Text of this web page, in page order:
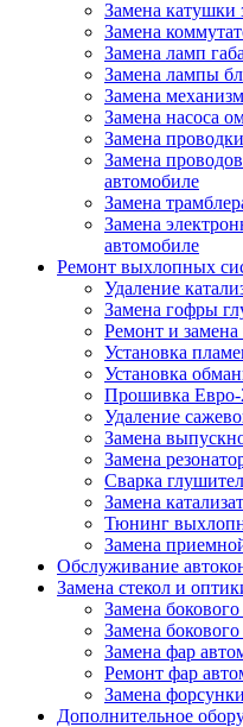
Замена катушки
Замена
Замена ламп
Замена лампы
Замена
Замена насоса
Замена
Замена
автомобиле
Замена
Замена
автомобиле
Ремонт выхлопных
Удаление
Замена гофры
Ремонт и замена
Установка
Установка
Прошивка
Удаление
Замена
Замена
Сварка
Замена
Тюнинг
Замена
Обслуживание
Замена стекол и
Замена бокового
Замена бокового
Замена фар
Ремонт фар
Замена
Дополнительное